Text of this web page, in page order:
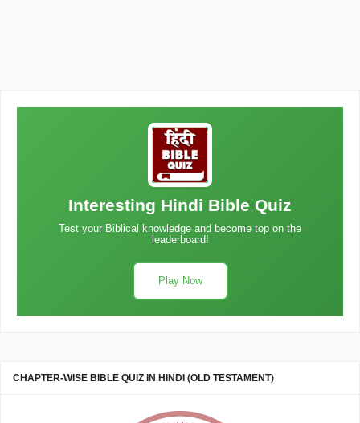
Interesting Hindi Bible Quiz
Test your Biblical knowledge and become top on the
leaderboard!
Play Now
CHAPTER-WISE BIBLE QUIZ IN HINDI (OLD TESTAMENT)